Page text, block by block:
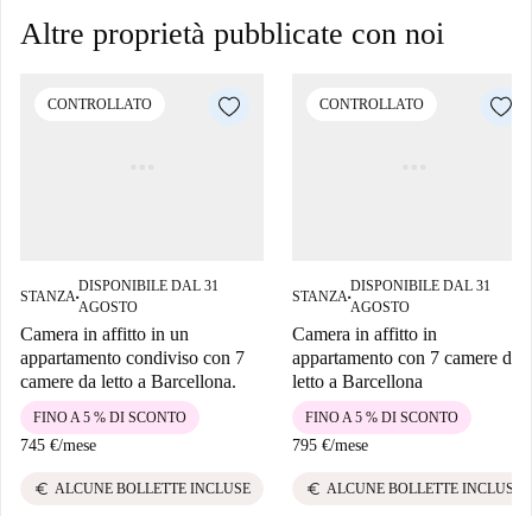
Altre proprietà pubblicate con noi
CONTROLLATO
STANZA■
DISPONIBILE DAL 31
AGOSTO
Camera in affitto in un
appartamento condiviso con 7
camere da letto a Barcellona.
745 €/mese
FINO A 5 % DI SCONTO
euro ALCUNE BOLLETTE INCLUSE
CONTROLLATO
STANZA■
DISPONIBILE DAL 31
AGOSTO
Camera in affitto in
appartamento con 7 camere da
letto a Barcellona
795 €/mese
FINO A 5 % DI SCONTO
euro ALCUNE BOLLETTE INCLUSE